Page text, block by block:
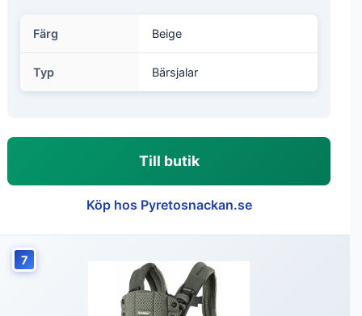
Färg Beige
Typ Bärsjalar
Till butik
Köp hos Pyretosnackan.se
7